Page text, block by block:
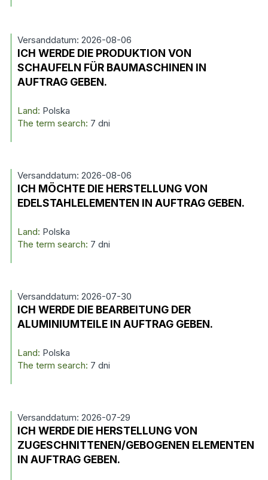
Versanddatum: 2026-08-06
ICH WERDE DIE PRODUKTION VON
SCHAUFELN FÜR BAUMASCHINEN IN
AUFTRAG GEBEN.
Land: Polska
The term search: 7 dni
Versanddatum: 2026-08-06
ICH MÖCHTE DIE HERSTELLUNG VON
EDELSTAHLELEMENTEN IN AUFTRAG GEBEN.
Land: Polska
The term search: 7 dni
Versanddatum: 2026-07-30
ICH WERDE DIE BEARBEITUNG DER
ALUMINIUMTEILE IN AUFTRAG GEBEN.
Land: Polska
The term search: 7 dni
Versanddatum: 2026-07-29
ICH WERDE DIE HERSTELLUNG VON
ZUGESCHNITTENEN/GEBOGENEN ELEMENTEN
IN AUFTRAG GEBEN.